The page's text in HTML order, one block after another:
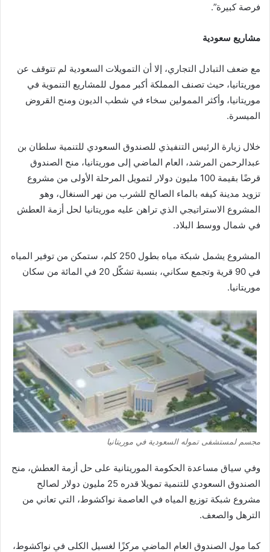
فرصة كبيرة”.
مشاريع سعودية
مع ضعف التبادل التجاري، إلا أن التمويلات السعودية لم تتوقف عن
موريتانيا، حيث تصنف المملكة أكبر ممول للمشاريع التنموية في
موريتانيا، وأكثر الممولين سخاء في شطب الديون ومنح القروض
الميسرة.
خلال زيارة الرئيس التنفيذي للصندوق السعودي للتنمية سلطان بن
عبدالرحمن المرشد، العام الماضي إلى موريتانيا، منح الصندوق
قرضًا بقيمة 100 مليون دولار لتمويل المرحلة الأولى من مشروع
تزويد مدينة كيفه بالماء الصالح للشرب من نهر السنغال، وهو
المشروع الاستراتيجي الذي تراهن عليه موريتانيا لحل أزمة العطش
في شمال ووسط البلاد.
المشروع يشمل شبكة مياه بطول 250 كلم، ستمكن من توفير المياه
في 90 قرية وتجمع سكاني، بنسبة تشكّل 20 في المائة من سكان
موريتانيا.
مجسم لمستشفى تموله السعودية في موريتانيا
وفي سياق مساعدة الحكومة الموريتانية على حل أزمة العطش، منح
الصندوق السعودي للتنمية تمويلا قدره 25 مليون دولار لصالح
مشروع شبكة توزيع المياه في العاصمة نواكشوط، التي تعاني من
الترهل والصعف.
كما مول الصندوق العام الماضي مركزًا لغسيل الكلى في نواكشوط،